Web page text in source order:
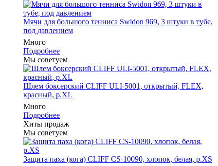
Мячи для большого тенниса Swidon 969, 3 штуки в тубе,
под давлением
Много
Подробнее
Мы советуем
Шлем боксерский CLIFF ULI-5001, открытый, FLEX,
красный, р.XL
Много
Подробнее
Хиты продаж
Мы советуем
Защита паха (кога) CLIFF CS-10090, хлопок, белая, р.XS